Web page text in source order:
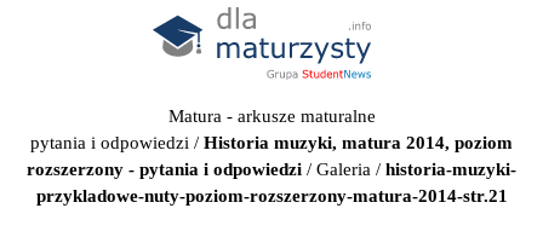
Matura - arkusze maturalne
pytania i odpowiedzi / Historia muzyki, matura 2014, poziom
rozszerzony - pytania i odpowiedzi / Galeria / historia-muzyki-
przykladowe-nuty-poziom-rozszerzony-matura-2014-str.21